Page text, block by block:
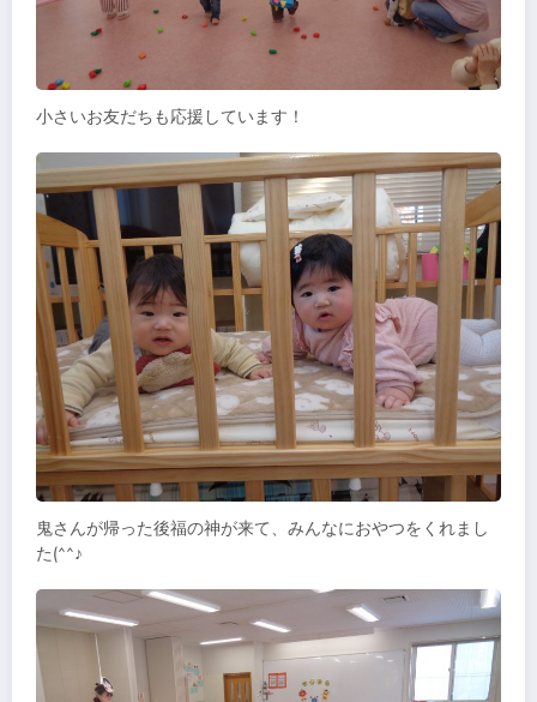
小さいお友だちも応援しています！
鬼さんが帰った後福の神が来て、みんなにおやつをくれまし
た(^^♪